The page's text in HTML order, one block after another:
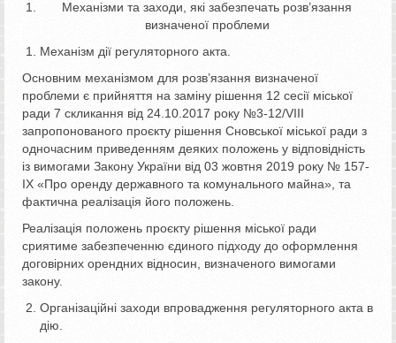
Механізми та заходи, які забезпечать розв’язання
визначеної проблеми
Механізм дії регуляторного акта.
Основним механізмом для розв’язання визначеної
проблеми є прийняття на заміну рішення 12 сесії міської
ради 7 скликання від 24.10.2017 року №3-12/VІІІ
запропонованого проєкту рішення Сновської міської ради з
одночасним приведенням деяких положень у відповідність
із вимогами Закону України від 03 жовтня 2019 року № 157-
ІХ «Про оренду державного та комунального майна», та
фактична реалізація його положень.
Реалізація положень проєкту рішення міської ради
сриятиме забезпеченню єдиного підходу до оформлення
договірних орендних відносин, визначеного вимогами
закону.
Організаційні заходи впровадження регуляторного акта в
дію.